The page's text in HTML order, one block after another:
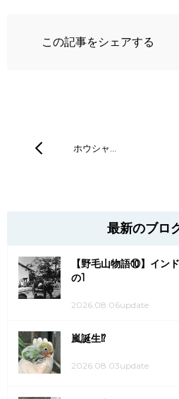
この記事をシェアする
ホウシャ…
最新のブロ
【野毛山物語⑩】イン
の1
2026.08.06update
嵐誕生⁉
2026.08.03update